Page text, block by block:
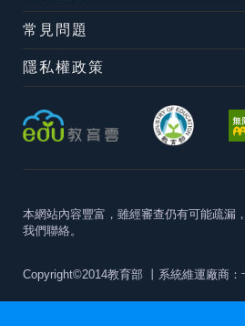
常見問題
隱私權政策
本網站內容豐富，雖經審查仍有可能疏漏，
我們聯絡。
Copyright©2014教育部 丨系統維運廠商